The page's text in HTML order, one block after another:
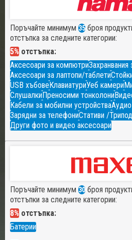
Поръчайте минимум 35 броя
отстъпка за следните категории:
5% отстъпка:
Аксесоари за компютриЗахранвания
Аксесоари за лаптопи/таблети
USB хъбовеКлавиатуриУеб камери
СлушалкиПреносими тонколони
Кабели за мобилни устройства
Зарядни за телефониСтативи /
Други фото и видео аксесоари
Поръчайте минимум 30 броя
отстъпки за следните категории:
8% отстъпка:
Батерии